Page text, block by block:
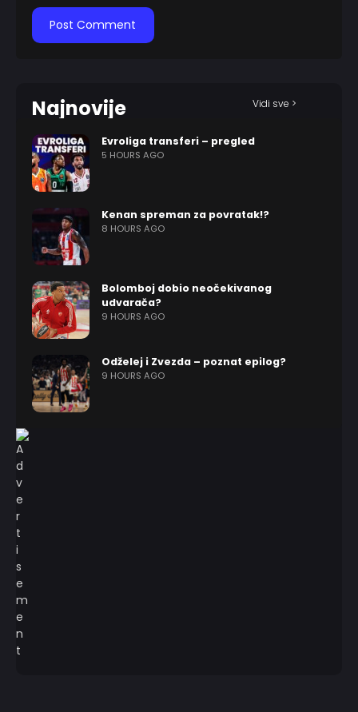
Najnovije Vidi sve >
Evroliga transferi – pregled
5 HOURS AGO
Kenan spreman za povratak!?
8 HOURS AGO
Bolomboj dobio neočekivanog
udvarača?
9 HOURS AGO
Odželej i Zvezda – poznat epilog?
9 HOURS AGO